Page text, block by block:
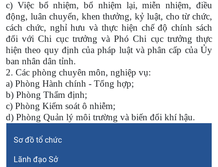
c) Việc bổ nhiệm, bổ nhiệm lại, miễn nhiệm, điều
động, luân chuyển, khen thưởng, kỷ luật, cho từ chức,
cách chức, nghỉ hưu và thực hiện chế độ chính sách
đối với Chi cục trưởng và Phó Chi cục trưởng thực
hiện theo quy định của pháp luật và phân cấp của Ủy
ban nhân dân tỉnh.
2. Các phòng chuyên môn, nghiệp vụ:
a) Phòng Hành chính - Tổng hợp;
b) Phòng Thẩm định;
c) Phòng Kiểm soát ô nhiễm;
d) Phòng Quản lý môi trường và biến đổi khí hậu.
Menu Left Bộ máy tổ chức
Sơ đồ tổ chức
Lãnh đạo Sở